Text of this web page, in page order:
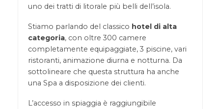
uno dei tratti di litorale più belli dell’isola.
Stiamo parlando del classico hotel di alta
categoria, con oltre 300 camere
completamente equipaggiate, 3 piscine, vari
ristoranti, animazione diurna e notturna. Da
sottolineare che questa struttura ha anche
una Spa a disposizione dei clienti.
L’accesso in spiaggia è raggiungibile